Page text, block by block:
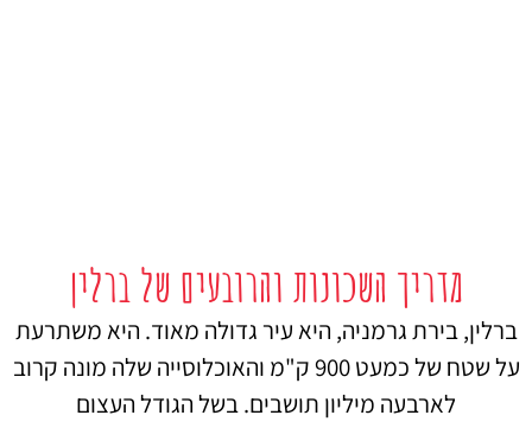
מדריך השכונות והרובעים של ברלין
ברלין, בירת גרמניה, היא עיר גדולה מאוד. היא משתרעת
על שטח של כמעט 900 ק"מ והאוכלוסייה שלה מונה קרוב
לארבעה מיליון תושבים. בשל הגודל העצום